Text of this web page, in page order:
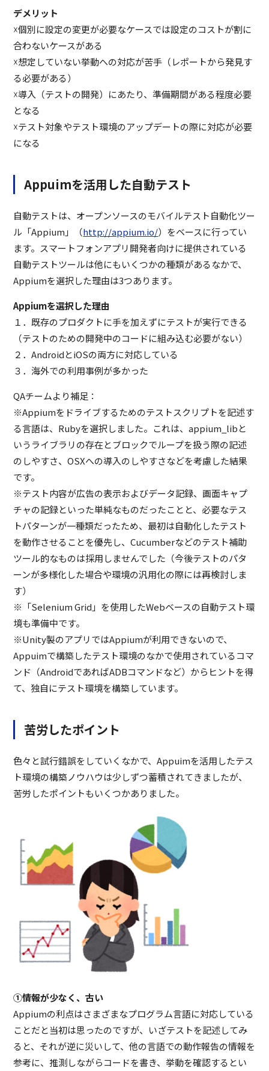
デメリット
☓個別に設定の変更が必要なケースでは設定のコストが割に
合わないケースがある
☓想定していない挙動への対応が苦手（レポートから発見す
る必要がある）
☓導入（テストの開発）にあたり、準備期間がある程度必要
となる
☓テスト対象やテスト環境のアップデートの際に対応が必要
になる
Appuimを活用した自動テスト
自動テストは、オープンソースのモバイルテスト自動化ツー
ル「Appium」（http://appium.io/）をベースに行ってい
ます。スマートフォンアプリ開発者向けに提供されている
自動テストツールは他にもいくつかの種類があるなかで、
Appiumを選択した理由は3つあります。
Appiumを選択した理由
１．既存のプロダクトに手を加えずにテストが実行できる
（テストのための開発中のコードに組み込む必要がない）
２．AndroidとiOSの両方に対応している
３．海外での利用事例が多かった
QAチームより補足：
※Appiumをドライブするためのテストスクリプトを記述す
る言語は、Rubyを選択しました。これは、appium_libと
いうライブラリの存在とブロックでループを扱う際の記述
のしやすさ、OSXへの導入のしやすさなどを考慮した結果
です。
※テスト内容が広告の表示およびデータ記録、画面キャプ
チャの記録といった単純なものだったことと、必要なテス
トパターンが一種類だったため、最初は自動化したテスト
を動作させることを優先し、Cucumberなどのテスト補助
ツール的なものは採用しませんでした（今後テストのパタ
ーンが多様化した場合や環境の汎用化の際には再検討しま
す）
※「Selenium Grid」を使用したWebベースの自動テスト環
境も準備中です。
※Unity製のアプリではAppiumが利用できないので、
Appuimで構築したテスト環境のなかで使用されているコマ
ンド（AndroidであればADBコマンドなど）からヒントを得
て、独自にテスト環境を構築しています。
苦労したポイント
色々と試行錯誤をしていくなかで、Appuimを活用したテス
ト環境の構築ノウハウは少しずつ蓄積されてきましたが、
苦労したポイントもいくつかありました。
①情報が少なく、古い
Appiumの利点はさまざまなプログラム言語に対応している
ことだと当初は思ったのですが、いざテストを記述してみ
ると、それが逆に災いして、他の言語での動作報告の情報を
参考に、推測しながらコードを書き、挙動を確認するとい